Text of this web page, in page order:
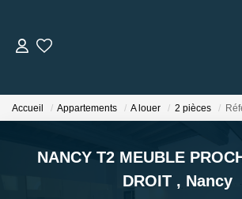
Transaction
Biens Vendus
Accueil Appartements A louer 2 pièces
NANCY T2 MEUBLE
DROIT , Nancy